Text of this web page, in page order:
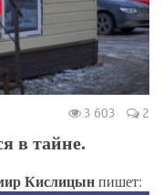
3 603 2
в тайне.
Кислицынпишет: